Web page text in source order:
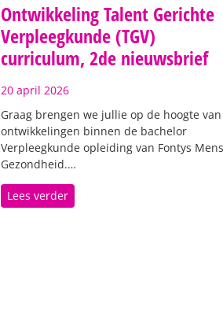
Ontwikkeling Talent Gerichte
Verpleegkunde (TGV)
curriculum, 2de nieuwsbrief
20 april 2026
Graag brengen we jullie op de hoogte
ontwikkelingen binnen de bachelor
Verpleegkunde opleiding van Fontys
Gezondheid.…
Lees verder